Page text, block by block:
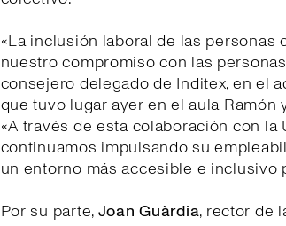
«La inclusión laboral de las
nuestro compromiso con las
consejero delegado de Inditex, en el
que tuvo lugar ayer en el aula
«A través de esta colaboración con
continuamos impulsando su
un entorno más accesible e inclusivo
Por su parte, Joan Guàrdia, rector de